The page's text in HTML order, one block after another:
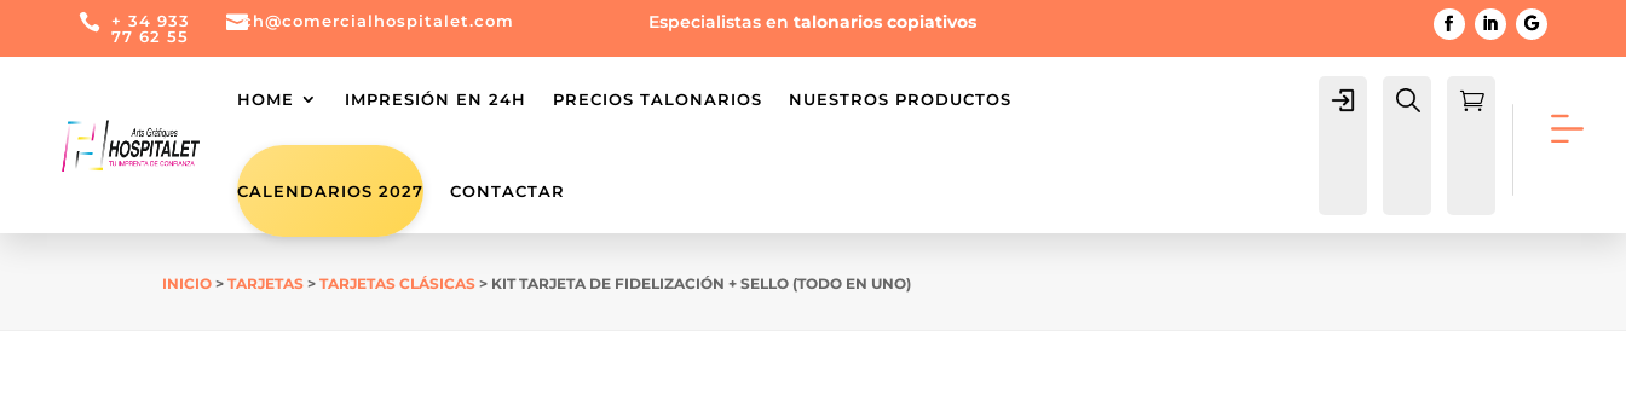
 + 34 933
77 62 55
ch@comercialhospitalet.com Especialistas entalonarios copiativos
HOME IMPRESIÓN EN 24H PRECIOS TALONARIOS NUESTROS PRODUCTOS
CALENDARIOS 2027 CONTACTAR
Login Buscar
 Carrito
INICIO >TARJETAS >TARJETAS CLÁSICAS > KIT TARJETA DE FIDELIZACIÓN + SELLO (TODO EN UNO)